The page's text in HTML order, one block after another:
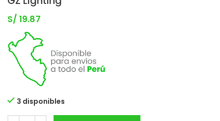
S/ 19.87
3 disponibles